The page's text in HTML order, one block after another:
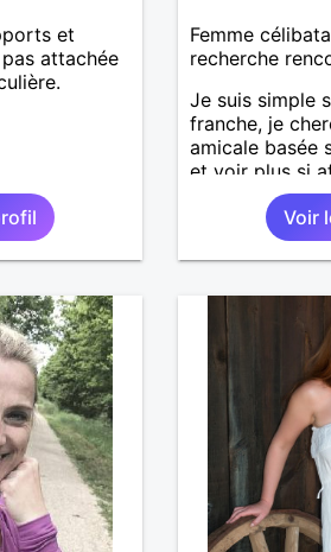
et
attachée
Femme
recherche
Je suis simple
franche, je
amicale basée
et voir plus si
beaucoup
nouveaux
pourquoi pas !
Voir